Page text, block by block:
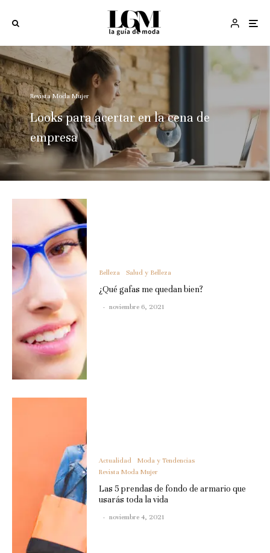
Revista Moda Mujer
Looks para acertar en la cena de
empresa
Belleza Salud y Belleza
¿Qué gafas me quedan bien?
· noviembre 6, 2021
Actualidad
Moda y Tendencias
Revista Moda Mujer
Las 5 prendas de fondo de armario que
usarás toda la vida
· noviembre 4, 2021